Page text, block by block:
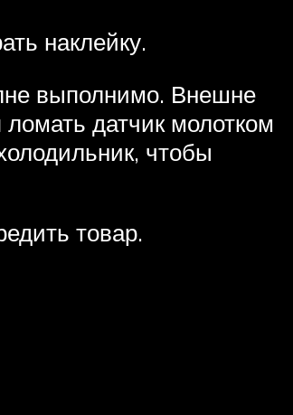
наклейку.
выполнимо. Внешне
датчик молотком
чтобы
товар.